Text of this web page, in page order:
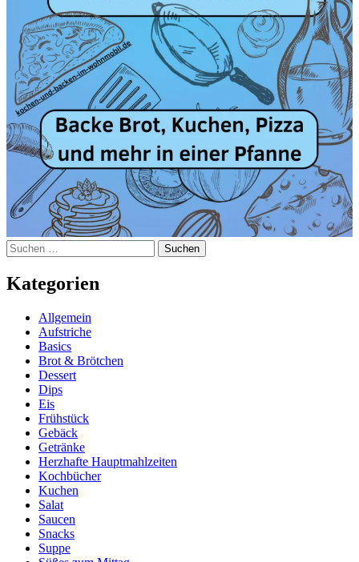
Suchen
nach:
Kategorien
Allgemein
Aufstriche
Basics
Brot & Brötchen
Dessert
Dips
Eis
Frühstück
Gebäck
Getränke
Herzhafte Hauptmahlzeiten
Kochbücher
Kuchen
Salat
Saucen
Snacks
Suppe